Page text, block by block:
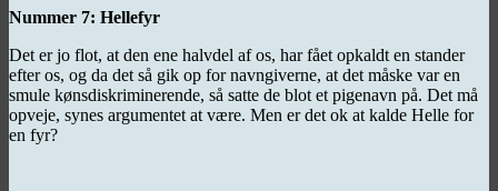
Nummer 7: Hellefyr
Det er jo flot, at den ene halvdel af os, har fået opkaldt en stander
efter os, og da det så gik op for navngiverne, at det måske var en
smule kønsdiskriminerende, så satte de blot et pigenavn på. Det må
opveje, synes argumentet at være. Men er det ok at kalde Helle for
en fyr?